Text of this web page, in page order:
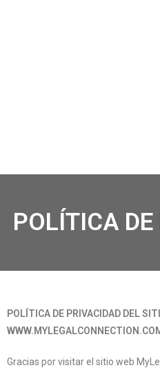
POLÍTICA
POLÍTICA DE PRIVACIDAD DEL
Gracias por visitar el sitio web